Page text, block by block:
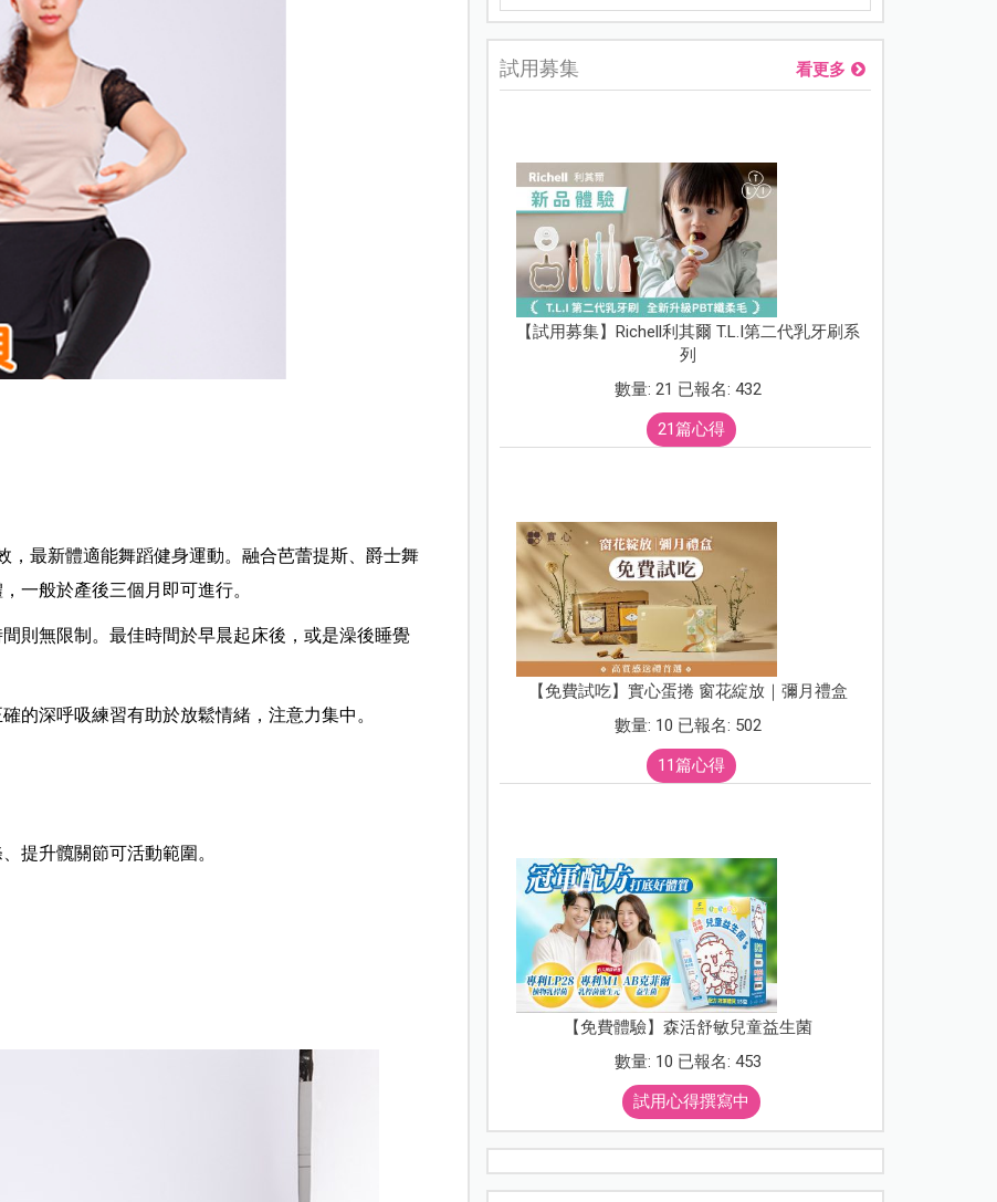
，最新體適能舞蹈健身運動。融合芭蕾提斯、爵士舞
一般於產後三個月即可進行。
則無限制。最佳時間於早晨起床後，或是澡後睡覺
的深呼吸練習有助於放鬆情緒，注意力集中。
提升髖關節可活動範圍。
試用募集 看更多
【試用募集】Richell利其爾 T.L.I第二代乳牙刷系
列
數量: 21 已報名: 432
21篇心得
【免費試吃】實心蛋捲 窗花綻放｜彌月禮盒
數量: 10 已報名: 502
11篇心得
【免費體驗】森活舒敏兒童益生菌
數量: 10 已報名: 453
試用心得撰寫中